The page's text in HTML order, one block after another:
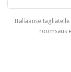
Italiaanse
roomsaus